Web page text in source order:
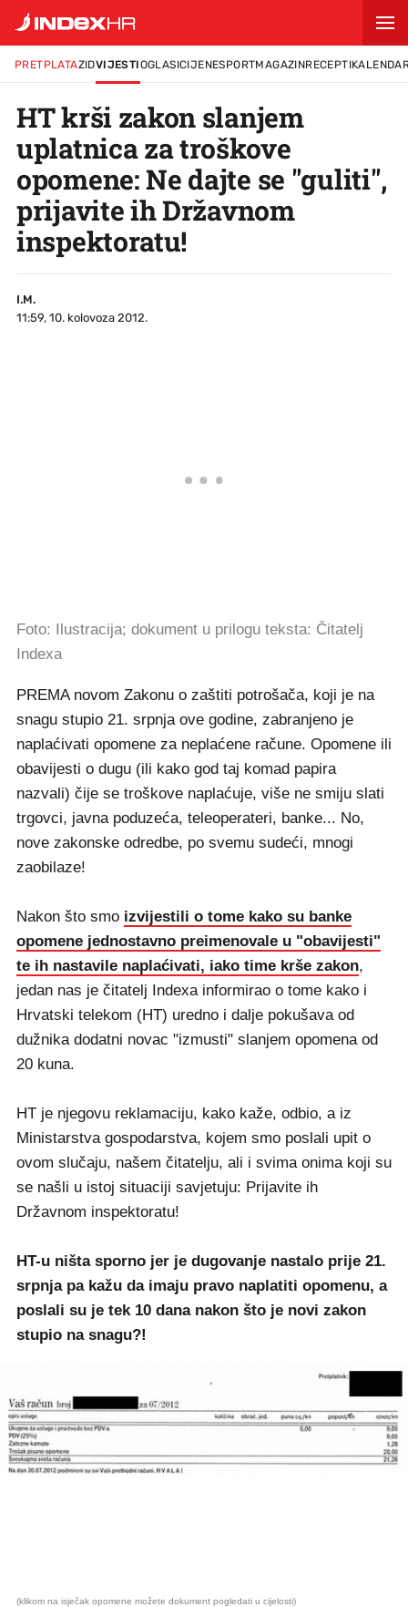
PRETPLATAZIDVIJESTIOGLASICIJENESPORTMAGAZINRECEPTI
HT krši zakon slanjem
uplatnica za troškove
opomene: Ne dajte se "guliti",
prijavite ih Državnom
inspektoratu!
I.M.
11:59, 10. kolovoza 2012.
Foto: Ilustracija; dokument u prilogu teksta: Čitatelj
Indexa
PREMA novom Zakonu o zaštiti potrošača, koji je na
snagu stupio 21. srpnja ove godine, zabranjeno je
naplaćivati opomene za neplaćene račune. Opomene ili
obavijesti o dugu (ili kako god taj komad papira
nazvali) čije se troškove naplaćuje, više ne smiju slati
trgovci, javna poduzeća, teleoperateri, banke... No,
nove zakonske odredbe, po svemu sudeći, mnogi
zaobilaze!
Nakon što smo izvijestili o tome kako su banke
opomene jednostavno preimenovale u "obavijesti"
te ih nastavile naplaćivati, iako time krše zakon,
jedan nas je čitatelj Indexa informirao o tome kako i
Hrvatski telekom (HT) uredno i dalje pokušava od
dužnika dodatni novac "izmusti" slanjem opomena od
20 kuna.
HT je njegovu reklamaciju, kako kaže, odbio, a iz
Ministarstva gospodarstva, kojem smo poslali upit o
ovom slučaju, našem čitatelju, ali i svima onima koji su
se našli u istoj situaciji savjetuju: Prijavite ih
Državnom inspektoratu!
HT-u ništa sporno jer je dugovanje nastalo prije 21.
srpnja pa kažu da imaju pravo naplatiti opomenu, a
poslali su je tek 10 dana nakon što je novi zakon
stupio na snagu?!
(klikom na isječak opomene možete dokument pogledati u cijelosti)